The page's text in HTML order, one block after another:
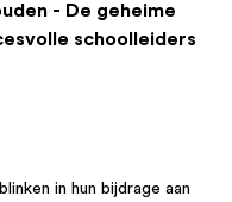
- De geheime
schoolleiders
in hun bijdrage aan